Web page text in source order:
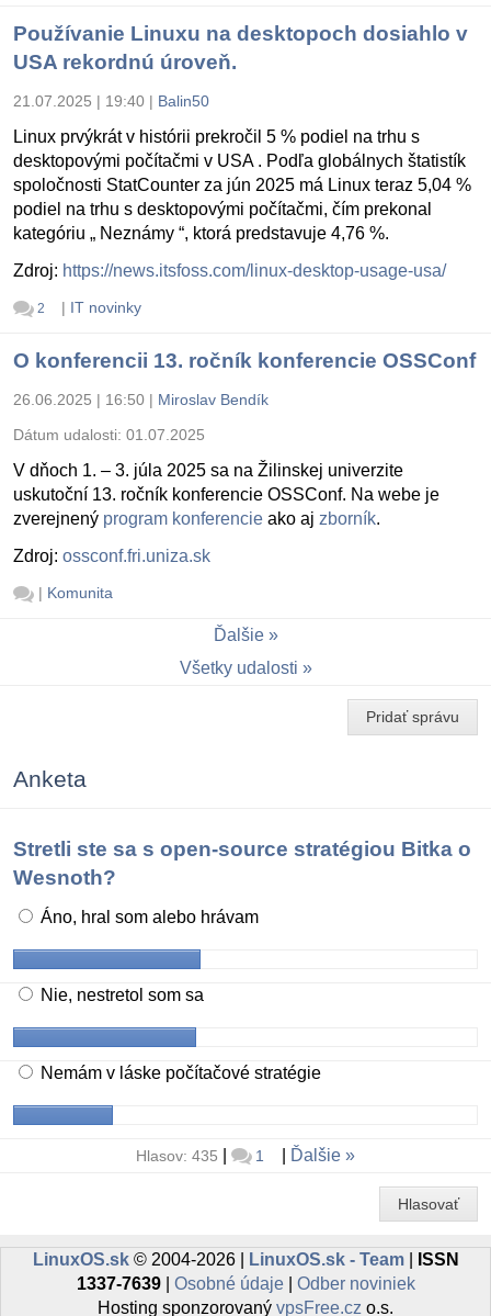
Používanie Linuxu na desktopoch dosiahlo v
USA rekordnú úroveň.
21.07.2025 | 19:40 | Balin50
Linux prvýkrát v histórii prekročil 5 % podiel na trhu s
desktopovými počítačmi v USA . Podľa globálnych štatistík
spoločnosti StatCounter za jún 2025 má Linux teraz 5,04 %
podiel na trhu s desktopovými počítačmi, čím prekonal
kategóriu „ Neznámy “, ktorá predstavuje 4,76 %.
Zdroj: https://news.itsfoss.com/linux-desktop-usage-usa/
2 | IT novinky
O konferencii 13. ročník konferencie OSSConf
26.06.2025 | 16:50 | Miroslav Bendík
Dátum udalosti: 01.07.2025
V dňoch 1. – 3. júla 2025 sa na Žilinskej univerzite
uskutoční 13. ročník konferencie OSSConf. Na webe je
zverejnený program konferencie ako aj zborník.
Zdroj: ossconf.fri.uniza.sk
| Komunita
Ďalšie
Všetky udalosti
Pridať správu
Anketa
Stretli ste sa s open-source stratégiou Bitka o
Wesnoth?
Áno, hral som alebo hrávam
Nie, nestretol som sa
Nemám v láske počítačové stratégie
Hlasov: 435 1 Ďalšie
Hlasovať
LinuxOS.sk© 2004-2026 | LinuxOS.sk - Team|
ISSN
1337-7639| Osobné údaje| Odber noviniek
Hosting sponzorovaný vpsFree.cz o.s.